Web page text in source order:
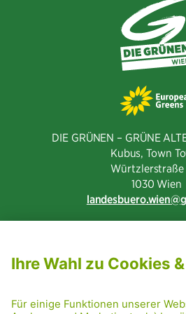
DIE GRÜNEN – GRÜNE
Kubus, Town
1030 Wien
landesbuero.wien
PRESSE